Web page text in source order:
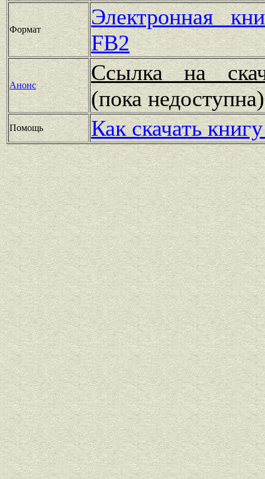
Формат
Электронная
FB2
Анонс
Ссылка на
(пока
Помощь Как скачать